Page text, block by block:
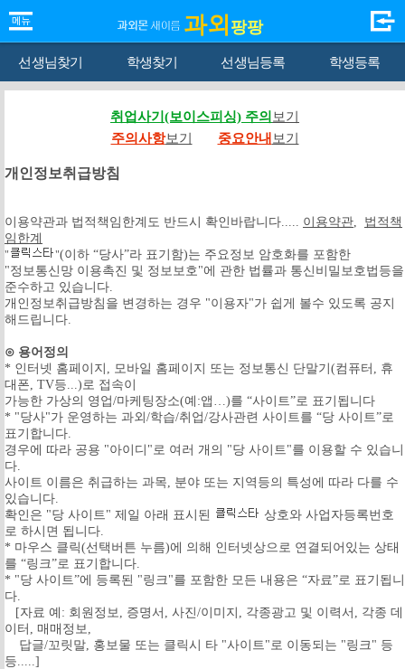
과외 팡팡
선생님찾기 학생찾기 선생님등록 학생등록
취업사기(보이스피싱) 주의 보기
주의사항보기 중요안내 보기
개인정보취급방침
이용약관과 법적책임한계도 반드시 확인바랍니다..... 이용약관, 법적책
임한계
" "(이하 “당사”라 표기함)는 주요정보 암호화를 포함한
"정보통신망 이용촉진 및 정보보호"에 관한 법률과 통신비밀보호법등을
준수하고 있습니다.
개인정보취급방침을 변경하는 경우 "이용자"가 쉽게 볼수 있도록 공지
해드립니다.
⊙ 용어정의
* 인터넷 홈페이지, 모바일 홈페이지 또는 정보통신 단말기(컴퓨터, 휴
대폰, TV등...)로 접속이
가능한 가상의 영업/마케팅장소(예:앱…)를 “사이트”로 표기됩니다
* "당사"가 운영하는 과외/학습/취업/강사관련 사이트를 “당 사이트”로
표기합니다.
경우에 따라 공용 "아이디"로 여러 개의 "당 사이트"를 이용할 수 있습니
다.
사이트 이름은 취급하는 과목, 분야 또는 지역등의 특성에 따라 다를 수
있습니다.
확인은 "당 사이트" 제일 아래 표시된
상호와 사업자등록번호
로 하시면 됩니다.
* 마우스 클릭(선택버튼 누름)에 의해 인터넷상으로 연결되어있는 상태
를 “링크”로 표기합니다.
* "당 사이트”에 등록된 "링크"를 포함한 모든 내용은 “자료”로 표기됩니
다.
[자료 예: 회원정보, 증명서, 사진/이미지, 각종광고 및 이력서, 각종 데
이터, 매매정보,
답글/꼬릿말, 홍보물 또는 클릭시 타 "사이트"로 이동되는 "링크" 등
등.....]